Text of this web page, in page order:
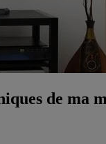
de ma